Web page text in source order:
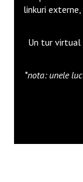
linkuri
Un tur virtual
*nota: unele